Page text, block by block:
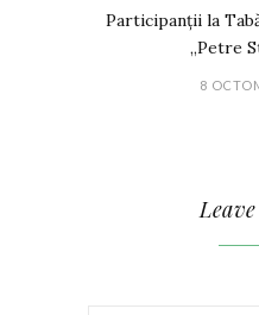
Participanții la
„Petre
8